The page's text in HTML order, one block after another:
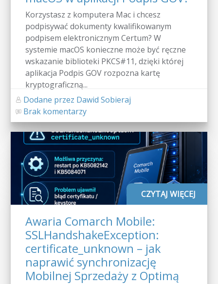
Korzystasz z komputera Mac i chcesz
podpisywać dokumenty kwalifikowanym
podpisem elektronicznym Certum? W
systemie macOS konieczne może być ręczne
wskazanie biblioteki PKCS#11, dzięki której
aplikacja Podpis GOV rozpozna kartę
kryptograficzną...
Dodane przez Dawid Sobieraj
Brak komentarzy
CZYTAJ WIĘCEJ
Awaria Comarch Mobile:
SSLHandshakeException:
certificate_unknown – jak
naprawić synchronizację
Mobilnej Sprzedaży z Optimą